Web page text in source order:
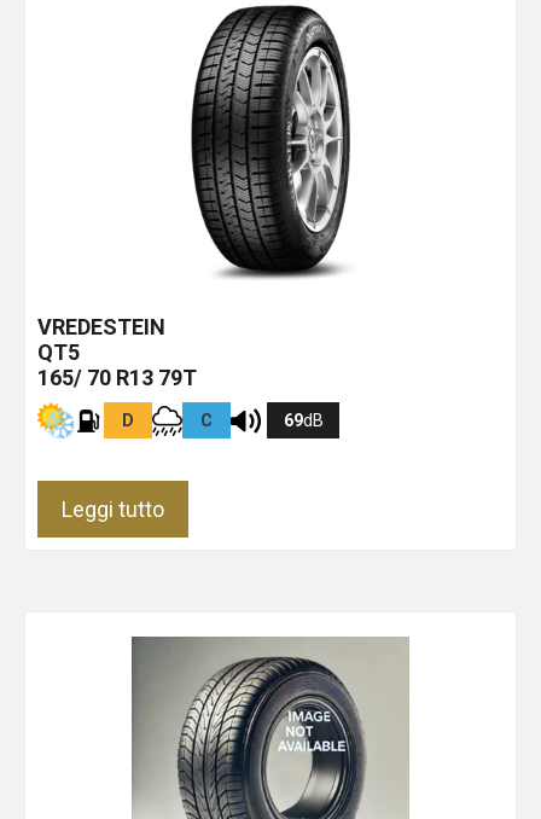
VREDESTEIN
QT5
165/ 70 R13 79T
D C 69dB
Leggi tutto